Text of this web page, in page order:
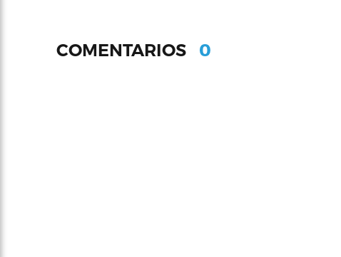
COMENTARIOS 0